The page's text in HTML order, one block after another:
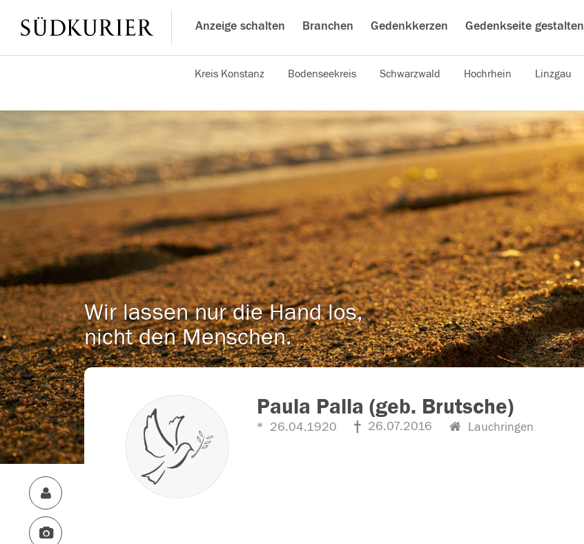
Anzeige schalten Branchen Gedenkkerzen Gedenkseite gestalten
Kreis Konstanz Bodenseekreis Schwarzwald Hochrhein Linzgau
Wir lassen nur die Hand los,
nicht den Menschen.
Paula Palla (geb. Brutsche)
26.04.1920 26.07.2016 Lauchringen